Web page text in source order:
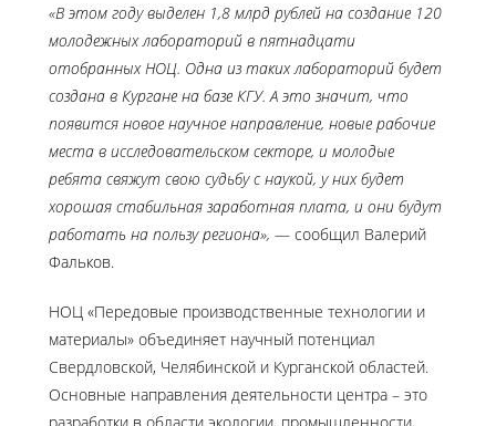
«В этом году выделен 1,8 млрд рублей на создание 120
молодежных лабораторий в пятнадцати
отобранных НОЦ. Одна из таких лабораторий будет
создана в Кургане на базе КГУ. А это значит, что
появится новое научное направление, новые рабочие
места в исследовательском секторе, и молодые
ребята свяжут свою судьбу с наукой, у них будет
хорошая стабильная заработная плата, и они будут
работать на пользу региона», — сообщил Валерий
Фальков.
НОЦ «Передовые производственные технологии и
материалы» объединяет научный потенциал
Свердловской, Челябинской и Курганской областей.
Основные направления деятельности центра – это